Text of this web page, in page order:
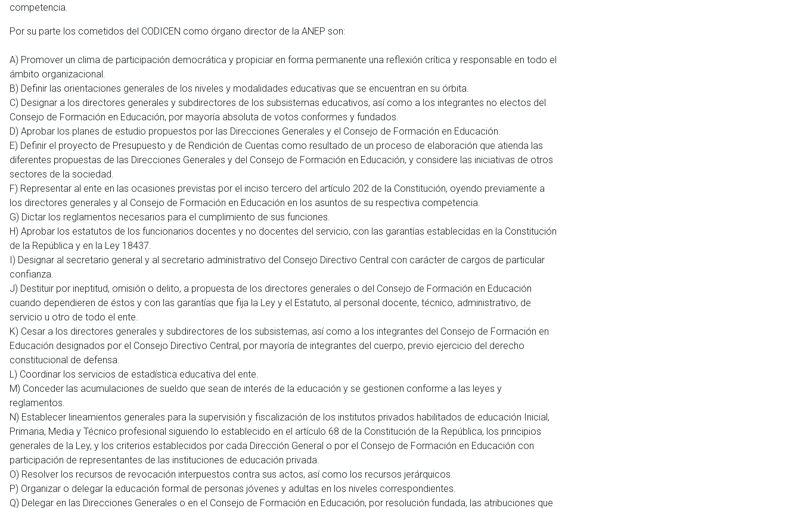
competencia.
Por su parte los cometidos del CODICEN como órgano director de la ANEP son:
A) Promover un clima de participación democrática y propiciar en forma permanente una reflexión crítica y responsable en todo el
ámbito organizacional.
B) Definir las orientaciones generales de los niveles y modalidades educativas que se encuentran en su órbita.
C) Designar a los directores generales y subdirectores de los subsistemas educativos, así como a los integrantes no electos del
Consejo de Formación en Educación, por mayoría absoluta de votos conformes y fundados.
D) Aprobar los planes de estudio propuestos por las Direcciones Generales y el Consejo de Formación en Educación.
E) Definir el proyecto de Presupuesto y de Rendición de Cuentas como resultado de un proceso de elaboración que atienda las
diferentes propuestas de las Direcciones Generales y del Consejo de Formación en Educación, y considere las iniciativas de otros
sectores de la sociedad.
F) Representar al ente en las ocasiones previstas por el inciso tercero del artículo 202 de la Constitución, oyendo previamente a
los directores generales y al Consejo de Formación en Educación en los asuntos de su respectiva competencia.
G) Dictar los reglamentos necesarios para el cumplimiento de sus funciones.
H) Aprobar los estatutos de los funcionarios docentes y no docentes del servicio, con las garantías establecidas en la Constitución
de la República y en la Ley 18437.
I) Designar al secretario general y al secretario administrativo del Consejo Directivo Central con carácter de cargos de particular
confianza.
J) Destituir por ineptitud, omisión o delito, a propuesta de los directores generales o del Consejo de Formación en Educación
cuando dependieren de éstos y con las garantías que fija la Ley y el Estatuto, al personal docente, técnico, administrativo, de
servicio u otro de todo el ente.
K) Cesar a los directores generales y subdirectores de los subsistemas, así como a los integrantes del Consejo de Formación en
Educación designados por el Consejo Directivo Central, por mayoría de integrantes del cuerpo, previo ejercicio del derecho
constitucional de defensa.
L) Coordinar los servicios de estadística educativa del ente.
M) Conceder las acumulaciones de sueldo que sean de interés de la educación y se gestionen conforme a las leyes y
reglamentos.
N) Establecer lineamientos generales para la supervisión y fiscalización de los institutos privados habilitados de educación Inicial,
Primaria, Media y Técnico profesional siguiendo lo establecido en el artículo 68 de la Constitución de la República, los principios
generales de la Ley, y los criterios establecidos por cada Dirección General o por el Consejo de Formación en Educación con
participación de representantes de las instituciones de educación privada.
O) Resolver los recursos de revocación interpuestos contra sus actos, así como los recursos jerárquicos.
P) Organizar o delegar la educación formal de personas jóvenes y adultas en los niveles correspondientes.
Q) Delegar en las Direcciones Generales o en el Consejo de Formación en Educación, por resolución fundada, las atribuciones que